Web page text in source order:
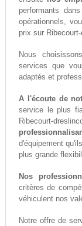
performants
opérationnels,
prix sur
Nous
services que
adaptés et
A l'écoute de
service le plus
Ribecourt-
d'équipement
plus grande
Nos
critères de
véhiculent nos
Notre offre de